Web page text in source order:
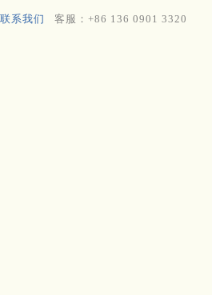
联系我们 客服：+86 136 0901 3320